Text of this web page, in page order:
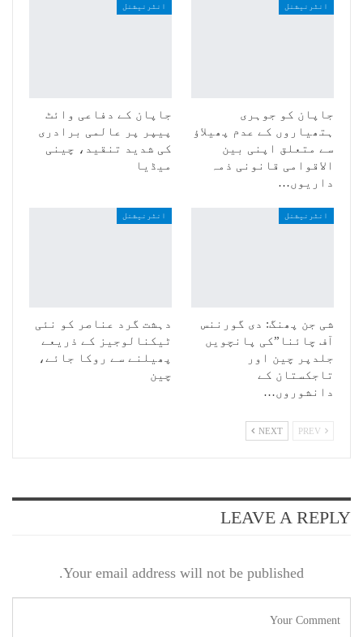
انٹرنیشنل
جاپان کو جوہری
ہتھیاروں کے عدم پھیلاؤ
سے متعلق اپنی بین
الاقوامی قانونی ذمہ
داریوں…
انٹرنیشنل
جاپان کے دفاعی وائٹ
پیپر پر عالمی برادری
کی شدید تنقید، چینی
میڈیا
انٹرنیشنل
شی جن پھنگ: دی گورننس
آف چائنا”کی پانچویں
جلدپر چین اور
تاجکستان کے
دانشوروں…
انٹرنیشنل
دہشت گرد عناصر کو نئی
ٹیکنالوجیز کے ذریعے
پھیلنے سے روکا جائے،
چین
NEXT
LEAVE A REPLY
Your email address will not be published.